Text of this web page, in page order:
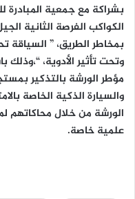
بشراكة مع جمعية المبادرة
الكواكب الفرصة الثانية
بمخاطر الطريق، ” السياقة
وتحت تأثير الأدوية،
مؤطر الورشة بالتذكير
والسيارة الذكية الخاصة
الورشة من خلال محاكاتهم
علمية خاصة.